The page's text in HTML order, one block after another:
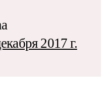
2017 г.